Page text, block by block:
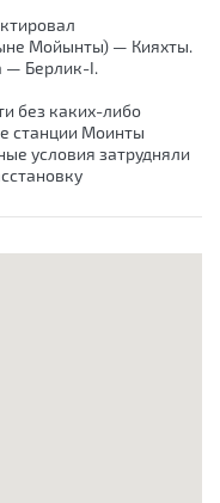
Мойынты) — Кияхты.
— Берлик-I.
без каких-либо
станции Моинты
условия затрудняли